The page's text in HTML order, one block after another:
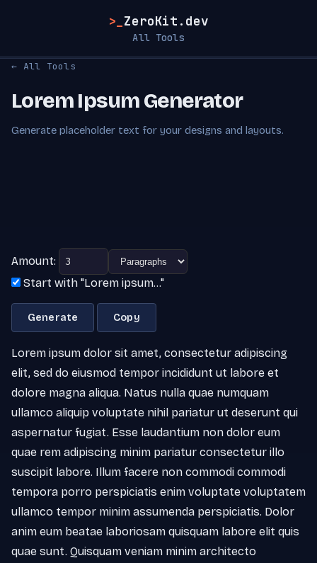
>_ ZeroKit.dev
All Tools
← All Tools
Lorem Ipsum Generator
Generate placeholder text for your designs and layouts.
Amount:
Start with "Lorem ipsum..."
Generate Copy
Lorem ipsum dolor sit amet, consectetur adipiscing
elit, sed do eiusmod tempor incididunt ut labore et
dolore magna aliqua. Natus nulla quae numquam
ullamco aliquip voluptate nihil pariatur ut deserunt qui
aspernatur fugiat. Esse laudantium non dolor eum
quae rem adipiscing minim pariatur consectetur illo
suscipit labore. Illum facere non commodi commodi
tempora porro perspiciatis enim voluptate voluptatem
ullamco tempor minim assumenda perspiciatis. Dolor
anim eum beatae laboriosam quisquam labore elit quis
quae sunt. Quisquam veniam minim architecto